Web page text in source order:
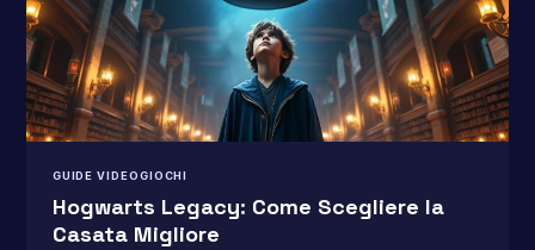
GUIDE VIDEOGIOCHI
Hogwarts Legacy: Come Scegliere la
Casata Migliore